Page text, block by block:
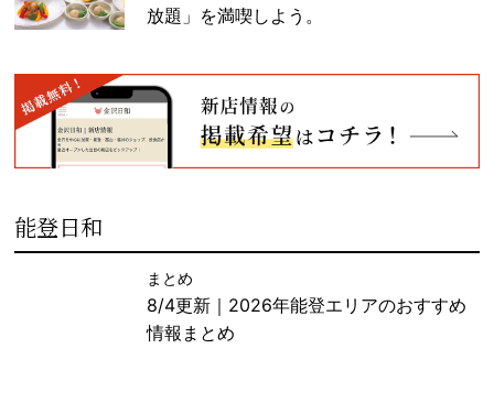
放題」を満喫しよう。
能登日和
まとめ
8/4更新｜2026年能登エリアのおすすめ
情報まとめ